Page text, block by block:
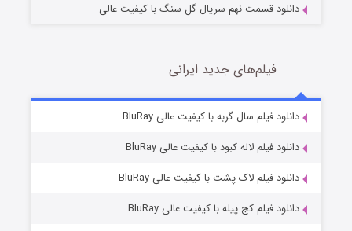
قسمت7 (زیرنویس) منتشر شد
دانلود قسمت نهم سریال گل سنگ با کیفیت عالی
فیلم‌های جدید ایرانی
دانلود فیلم سال گربه با کیفیت عالی BluRay
دانلود فیلم لاله کبود با کیفیت عالی BluRay
دانلود فیلم لاک پشت با کیفیت عالی BluRay
دانلود فیلم کج‌ پیله با کیفیت عالی BluRay